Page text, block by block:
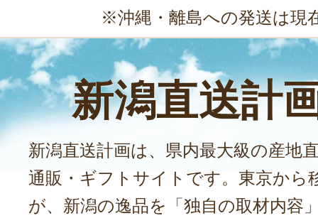
※沖縄・離島への発送は現
新潟直送計
新潟直送計画は、県内最大級の産地
通販・ギフトサイトです。東京から
が、新潟の逸品を「独自の取材内容